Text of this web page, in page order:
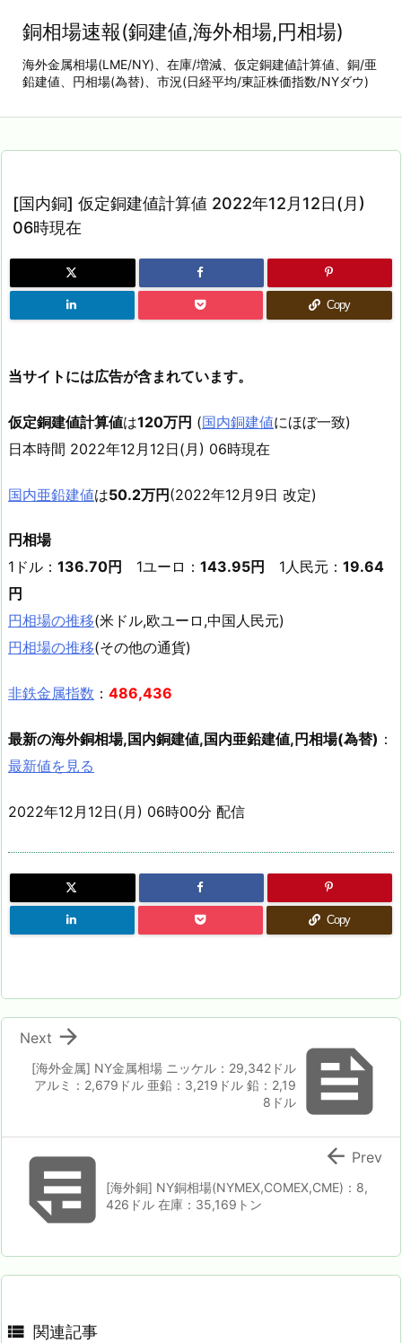
銅相場速報(銅建値,海外相場,円相場)
海外金属相場(LME/NY)、在庫/増減、仮定銅建値計算値、銅/亜
鉛建値、円相場(為替)、市況(日経平均/東証株価指数/NYダウ)
[国内銅] 仮定銅建値計算値 2022年12月12日(月)
06時現在
Copy
当サイトには広告が含まれています。
仮定銅建値計算値は120万円 (国内銅建値にほぼ一致)
日本時間 2022年12月12日(月) 06時現在
国内亜鉛建値は50.2万円(2022年12月9日 改定)
円相場
1ドル： 136.70円 1ユーロ： 143.95円 1人民元： 19.64
円
円相場の推移(米ドル,欧ユーロ,中国人民元)
円相場の推移(その他の通貨)
非鉄金属指数 ： 486,436
最新の海外銅相場,国内銅建値,国内亜鉛建値,円相場(為替) ：
最新値を見る
2022年12月12日(月) 06時00分 配信
Copy

[海外金属] NY金属相場 ニッケル：29,342ドル
アルミ：2,679ドル 亜鉛：3,219ドル 鉛：2,19
8ドル

Next
[海外銅] NY銅相場(NYMEX,COMEX,CME)：8,
426ドル 在庫：35,169トン
 Prev
 関連記事